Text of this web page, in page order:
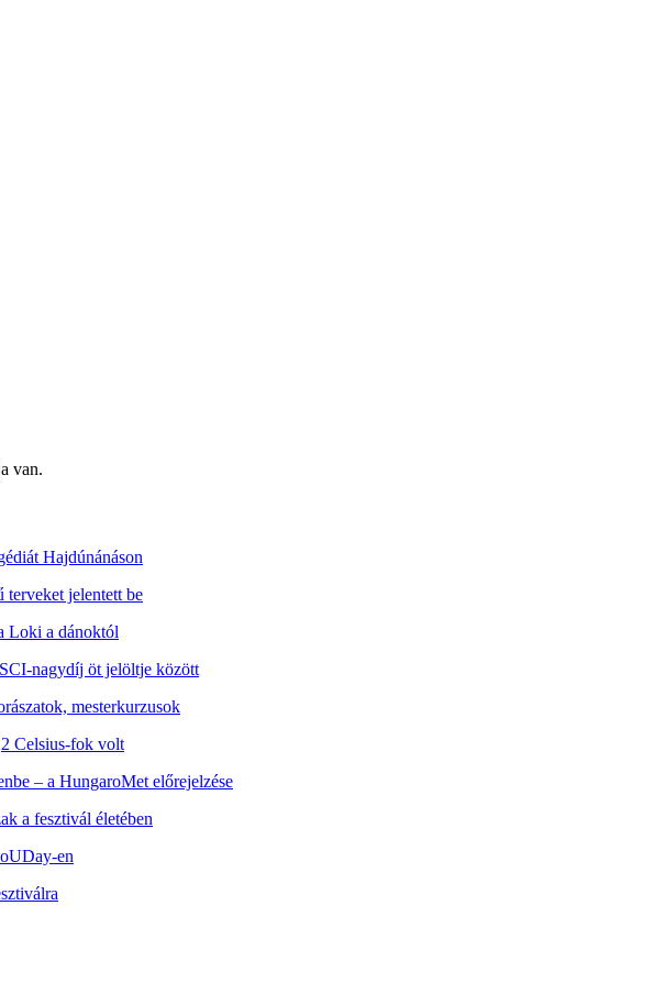
van.
Hajdúnánáson
jelentett be
Loki a dánoktól
nagydíj öt jelöltje között
mesterkurzusok
Celsius-fok volt
– a HungaroMet előrejelzése
a fesztivál életében
en